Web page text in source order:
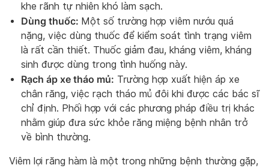
khe rãnh tự nhiên khó làm sạch.
Dùng thuốc: Một số trường hợp viêm nướu quá
nặng, việc dùng thuốc để kiểm soát tình trạng viêm
là rất cần thiết. Thuốc giảm đau, kháng viêm, kháng
sinh được dùng trong tình huống này.
Rạch áp xe tháo mủ: Trường hợp xuất hiện áp xe
chân răng, việc rạch tháo mủ đôi khi được các bác sĩ
chỉ định. Phối hợp với các phương pháp điều trị khác
nhằm giúp đưa sức khỏe răng miệng bệnh nhân trở
về bình thường.
Viêm lợi răng hàm là một trong những bệnh thường gặp,